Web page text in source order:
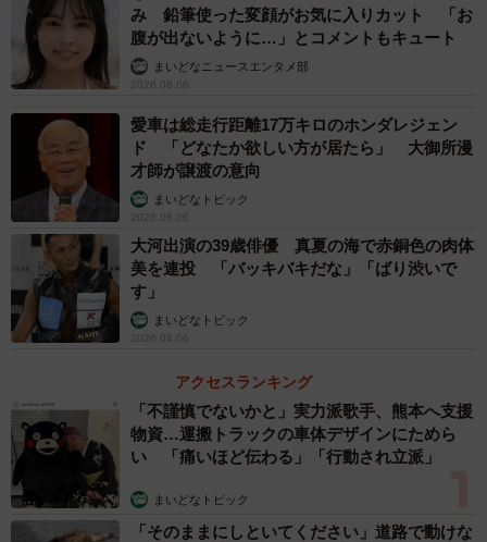
み 鉛筆使った変顔がお気に入りカット 「お
腹が出ないように…」とコメントもキュート
まいどなニュースエンタメ部
2026.08.06
愛車は総走行距離17万キロのホンダレジェン
ド 「どなたか欲しい方が居たら」 大御所漫
才師が譲渡の意向
まいどなトピック
2026.08.06
大河出演の39歳俳優 真夏の海で赤銅色の肉体
美を連投 「バッキバキだな」「ばり渋いで
す」
まいどなトピック
2026.08.06
アクセスランキング
「不謹慎でないかと」実力派歌手、熊本へ支援
物資…運搬トラックの車体デザインにためら
い 「痛いほど伝わる」「行動され立派」
まいどなトピック
「そのままにしといてください」道路で動けな